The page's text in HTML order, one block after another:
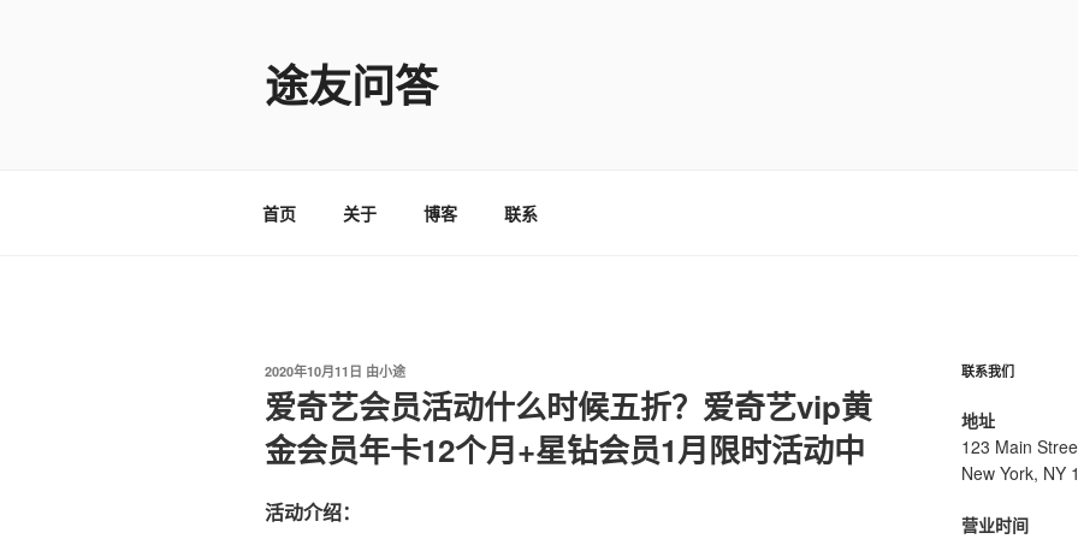
途友问答
首页 关于 博客 联系
发
布
于
2020年10月11日 由小途
爱奇艺会员活动什么时候五折？爱奇艺vip黄
金会员年卡12个月+星钻会员1月限时活动中
活动介绍：
联系我们
地址
123 Main
New York, NY
营业时间